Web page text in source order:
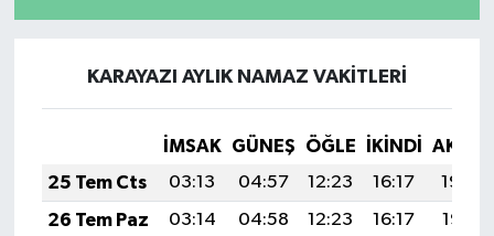
KARAYAZI AYLIK NAMAZ VAKITLERI
İMSAK GÜNEŞ ÖĞLE İKINDI
25 Tem Cts
03:13 04:57 12:23 16:17
19:39
26 Tem Paz
03:14 04:58 12:23 16:17
19:38